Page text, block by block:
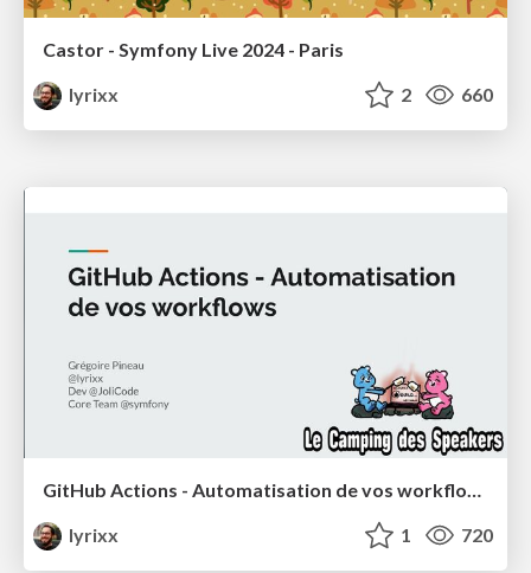
Castor - Symfony Live 2024 - Paris
lyrixx
2 660
GitHub Actions - Automatisation de vos workflows
lyrixx
1 720